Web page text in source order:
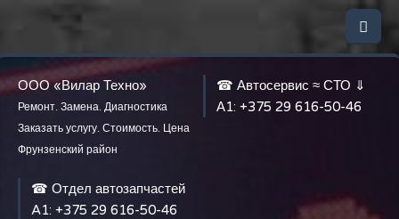
ООО «Вилар Техно»
Ремонт. Замена. Диагностика
Заказать услугу. Стоимость. Цена
Фрунзенский район
☎ Автосервис ≈ СТО ⇓
А1: +375 29 616-50-46
☎ Отдел автозапчастей
A1: +375 29 616-50-46